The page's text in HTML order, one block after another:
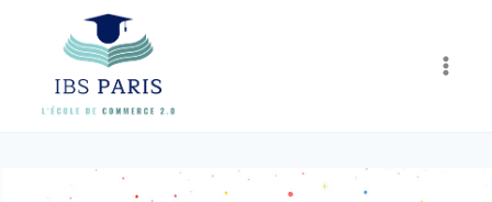
content